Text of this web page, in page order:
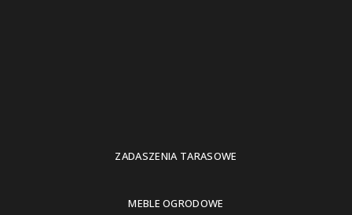
ZADASZENIA TARASOWE
MEBLE OGRODOWE